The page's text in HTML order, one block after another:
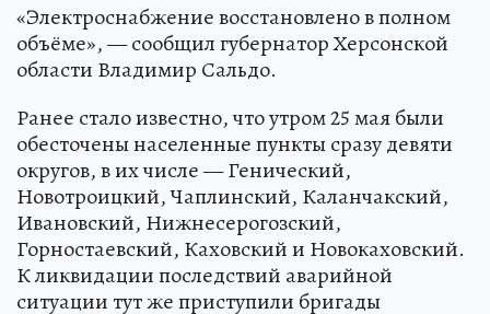
«Электроснабжение восстановлено в полном
объёме», — сообщил губернатор Херсонской
области Владимир Сальдо.
Ранее стало известно, что утром 25 мая были
обесточены населенные пункты сразу девяти
округов, в их числе — Генический,
Новотроицкий, Чаплинский, Каланчакский,
Ивановский, Нижнесерогозский,
Горностаевский, Каховский и Новокаховский.
К ликвидации последствий аварийной
ситуации тут же приступили бригады